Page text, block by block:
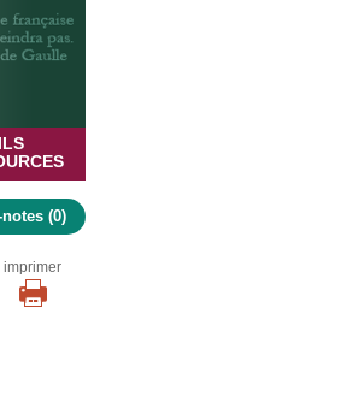
(0)
imprimer